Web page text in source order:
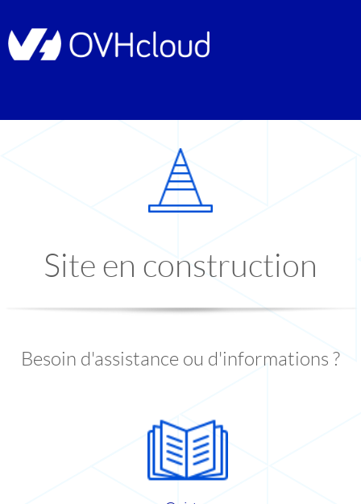
Site en construction
Besoin d'assistance ou d'informations ?